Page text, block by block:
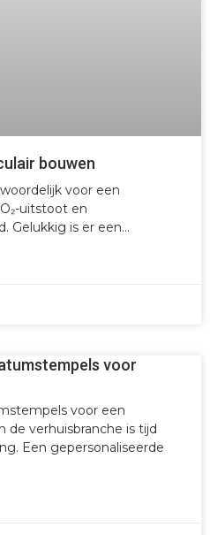
bouwen
voor een
uitstoot en
Gelukkig is er een
voor
voor een
de verhuisbranche is tijd
Een gepersonaliseerde